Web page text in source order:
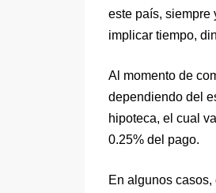
este país, siempre
implicar tiempo,
Al momento de
dependiendo del
hipoteca, el cual
0.25% del pago.
En algunos